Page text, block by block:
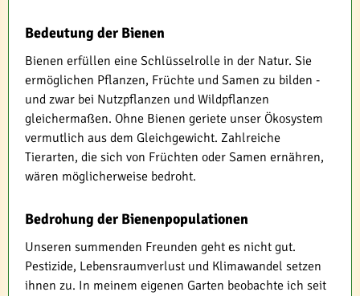
Bedeutung der Bienen
Bienen erfüllen eine Schlüsselrolle in der Natur. Sie
ermöglichen Pflanzen, Früchte und Samen zu bilden -
und zwar bei Nutzpflanzen und Wildpflanzen
gleichermaßen. Ohne Bienen geriete unser Ökosystem
vermutlich aus dem Gleichgewicht. Zahlreiche
Tierarten, die sich von Früchten oder Samen ernähren,
wären möglicherweise bedroht.
Bedrohung der Bienenpopulationen
Unseren summenden Freunden geht es nicht gut.
Pestizide, Lebensraumverlust und Klimawandel setzen
ihnen zu. In meinem eigenen Garten beobachte ich seit